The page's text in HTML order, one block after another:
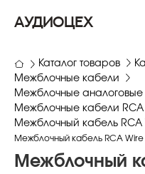
АУДИОЦЕХ
Каталог товаров
Межблочные кабели
Межблочные аналоговые
Межблочные кабели RCA
Межблочный кабель RCA
Межблочный кабель RCA
Межблочный